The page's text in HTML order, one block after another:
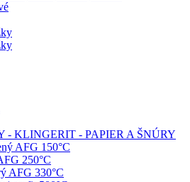
- KLINGERIT - PAPIER A ŠNÚRY
AFG 150°C
250°C
AFG 330°C